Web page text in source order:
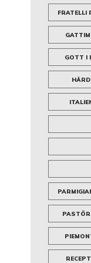
FRATELLI
GOTT I
RECEPT